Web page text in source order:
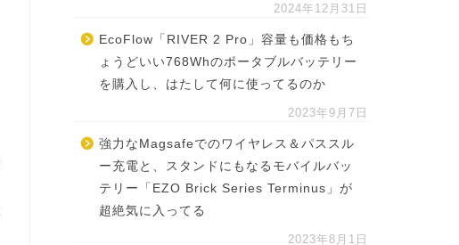
2024年12月31日
EcoFlow「RIVER 2 Pro」容量も価格もち
ょうどいい768Whのポータブルバッテリー
を購入し、はたして何に使ってるのか
2023年9月7日
強力なMagsafeでのワイヤレス＆パススル
ー充電と、スタンドにもなるモバイルバッ
テリー「EZO Brick Series Terminus」が
超絶気に入ってる
2023年8月1日